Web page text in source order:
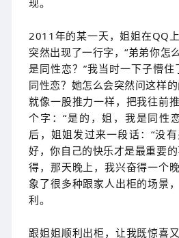
现。
2011年的某一天，姐姐在QQ
突然出现了一行字，“弟弟你怎
是同性恋？”我当时一下子懵住
同性恋？她怎么会突然问这样
就像一股推力一样，把我往前
个字：“是的，姐，我是同性
后，姐姐发过来一段话：“没
好，你自己的快乐才是最重要
得，那天晚上，我兴奋得一个
象了很多种跟家人出柜的场景
利。
跟姐姐顺利出柜，让我既惊喜